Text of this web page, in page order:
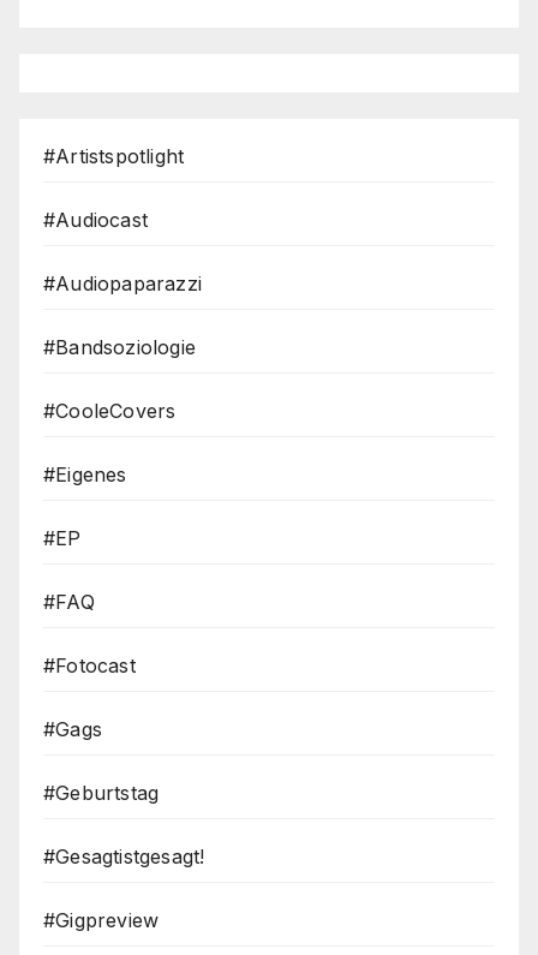
#Artistspotlight
#Audiocast
#Audiopaparazzi
#Bandsoziologie
#CooleCovers
#Eigenes
#EP
#FAQ
#Fotocast
#Gags
#Geburtstag
#Gesagtistgesagt!
#Gigpreview